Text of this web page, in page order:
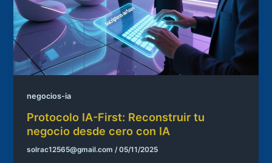
negocios-ia
Protocolo IA-First: Reconstruir tu
negocio desde cero con IA
solrac12565@gmail.com/05/11/2025